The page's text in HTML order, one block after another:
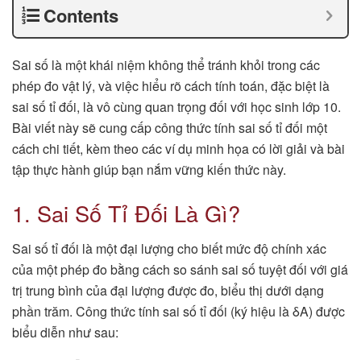
Contents
Sai số là một khái niệm không thể tránh khỏi trong các
phép đo vật lý, và việc hiểu rõ cách tính toán, đặc biệt là
sai số tỉ đối, là vô cùng quan trọng đối với học sinh lớp 10.
Bài viết này sẽ cung cấp công thức tính sai số tỉ đối một
cách chi tiết, kèm theo các ví dụ minh họa có lời giải và bài
tập thực hành giúp bạn nắm vững kiến thức này.
1. Sai Số Tỉ Đối Là Gì?
Sai số tỉ đối là một đại lượng cho biết mức độ chính xác
của một phép đo bằng cách so sánh sai số tuyệt đối với giá
trị trung bình của đại lượng được đo, biểu thị dưới dạng
phần trăm. Công thức tính sai số tỉ đối (ký hiệu là δA) được
biểu diễn như sau: